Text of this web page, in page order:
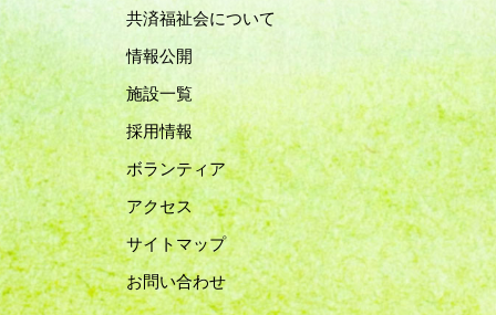
共済福祉会について
情報公開
施設一覧
採用情報
ボランティア
アクセス
サイトマップ
お問い合わせ